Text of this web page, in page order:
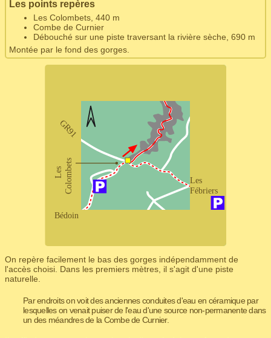
Les points repères
Les Colombets, 440 m
Combe de Curnier
Débouché sur une piste traversant la rivière sèche, 690 m
Montée par le fond des gorges.
On repère facilement le bas des gorges indépendamment de
l'accès choisi. Dans les premiers mètres, il s'agit d'une piste
naturelle.
Par endroits on voit des anciennes conduites d'eau en céramique par
lesquelles on venait puiser de l'eau d'une source non-permanente dans
un des méandres de la Combe de Curnier.